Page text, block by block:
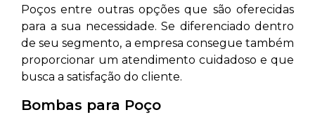
Poços entre outras opções que são oferecidas
para a sua necessidade. Se diferenciado dentro
de seu segmento, a empresa consegue também
proporcionar um atendimento cuidadoso e que
busca a satisfação do cliente.
Bombas para Poço